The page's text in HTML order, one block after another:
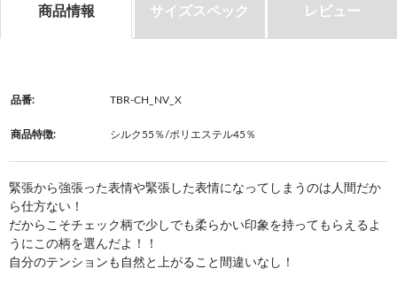
商品情報 サイズスペック レビュー
品番: TBR-CH_NV_X
商品特徴: シルク55％/ポリエステル45％
緊張から強張った表情や緊張した表情になってしまうのは人間だか
ら仕方ない！
だからこそチェック柄で少しでも柔らかい印象を持ってもらえるよ
うにこの柄を選んだよ！！
自分のテンションも自然と上がること間違いなし！